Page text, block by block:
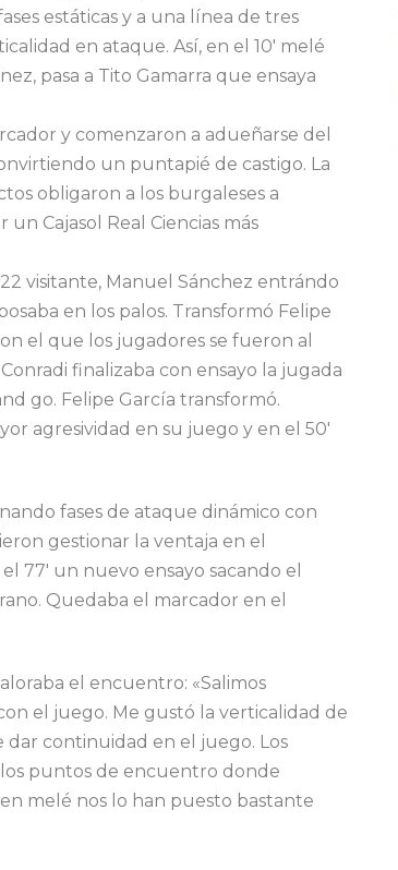
estáticas y a una línea de tres
en ataque. Así, en el 10′ melé
pasa a Tito Gamarra que ensaya
y comenzaron a adueñarse del
un puntapié de castigo. La
obligaron a los burgaleses a
Cajasol Real Ciencias más
visitante, Manuel Sánchez entrándo
en los palos. Transformó Felipe
el que los jugadores se fueron al
finalizaba con ensayo la jugada
go. Felipe García transformó.
agresividad en su juego y en el 50′
fases de ataque dinámico con
gestionar la ventaja en el
77′ un nuevo ensayo sacando el
Quedaba el marcador en el
el encuentro: «Salimos
el juego. Me gustó la verticalidad de
dar continuidad en el juego. Los
puntos de encuentro donde
melé nos lo han puesto bastante